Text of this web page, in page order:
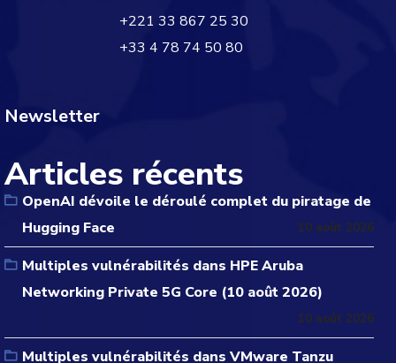
+221 33 867 25 30
+33 4 78 74 50 80
Newsletter
Articles récents
OpenAI dévoile le déroulé complet du piratage de
Hugging Face
10 août 2026
Multiples vulnérabilités dans HPE Aruba
Networking Private 5G Core (10 août 2026)
10 août 2026
Multiples vulnérabilités dans VMware Tanzu